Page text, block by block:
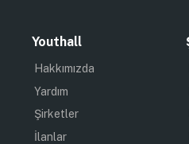
Youthall
Hakkımızda
Yardım
Şirketler
İlanlar